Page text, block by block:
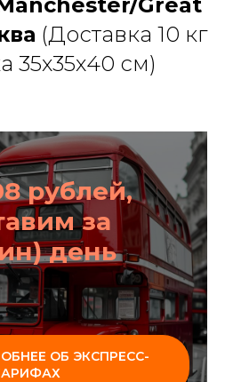
(Доставка 10 кг
35х35х40 см)
рублей,
за
день
ОБ ЭКСПРЕСС-